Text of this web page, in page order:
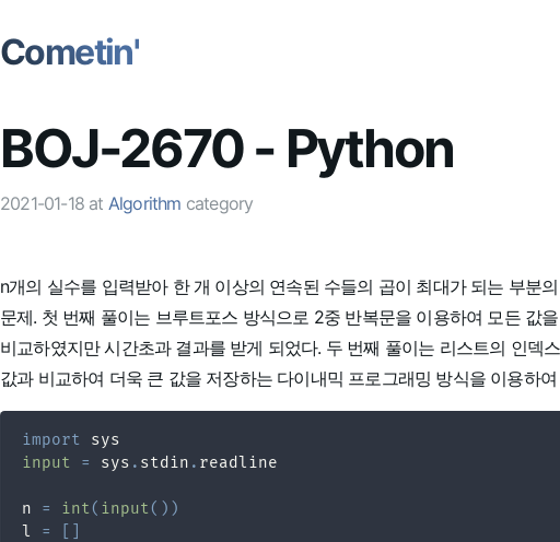
Cometin'
BOJ-2670 - Python
2021-01-18 at Algorithm category
n개의 실수를 입력받아 한 개 이상의 연속된 수들의 곱이 최대가 되는 부분
문제. 첫 번째 풀이는 브루트포스 방식으로 2중 반복문을 이용하여 모든 값
비교하였지만 시간초과 결과를 받게 되었다. 두 번째 풀이는 리스트의 인덱
값과 비교하여 더욱 큰 값을 저장하는 다이내믹 프로그래밍 방식을 이용하
import
input
= sys . stdin .
n = int( input( ) )
l =